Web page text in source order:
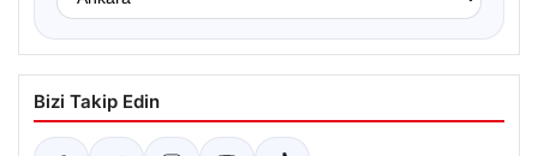
Bizi Takip Edin